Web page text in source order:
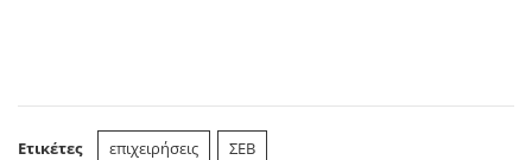
Ετικέτες επιχειρήσεις ΣΕΒ